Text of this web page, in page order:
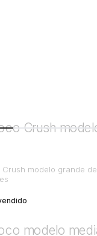
modelo grande de